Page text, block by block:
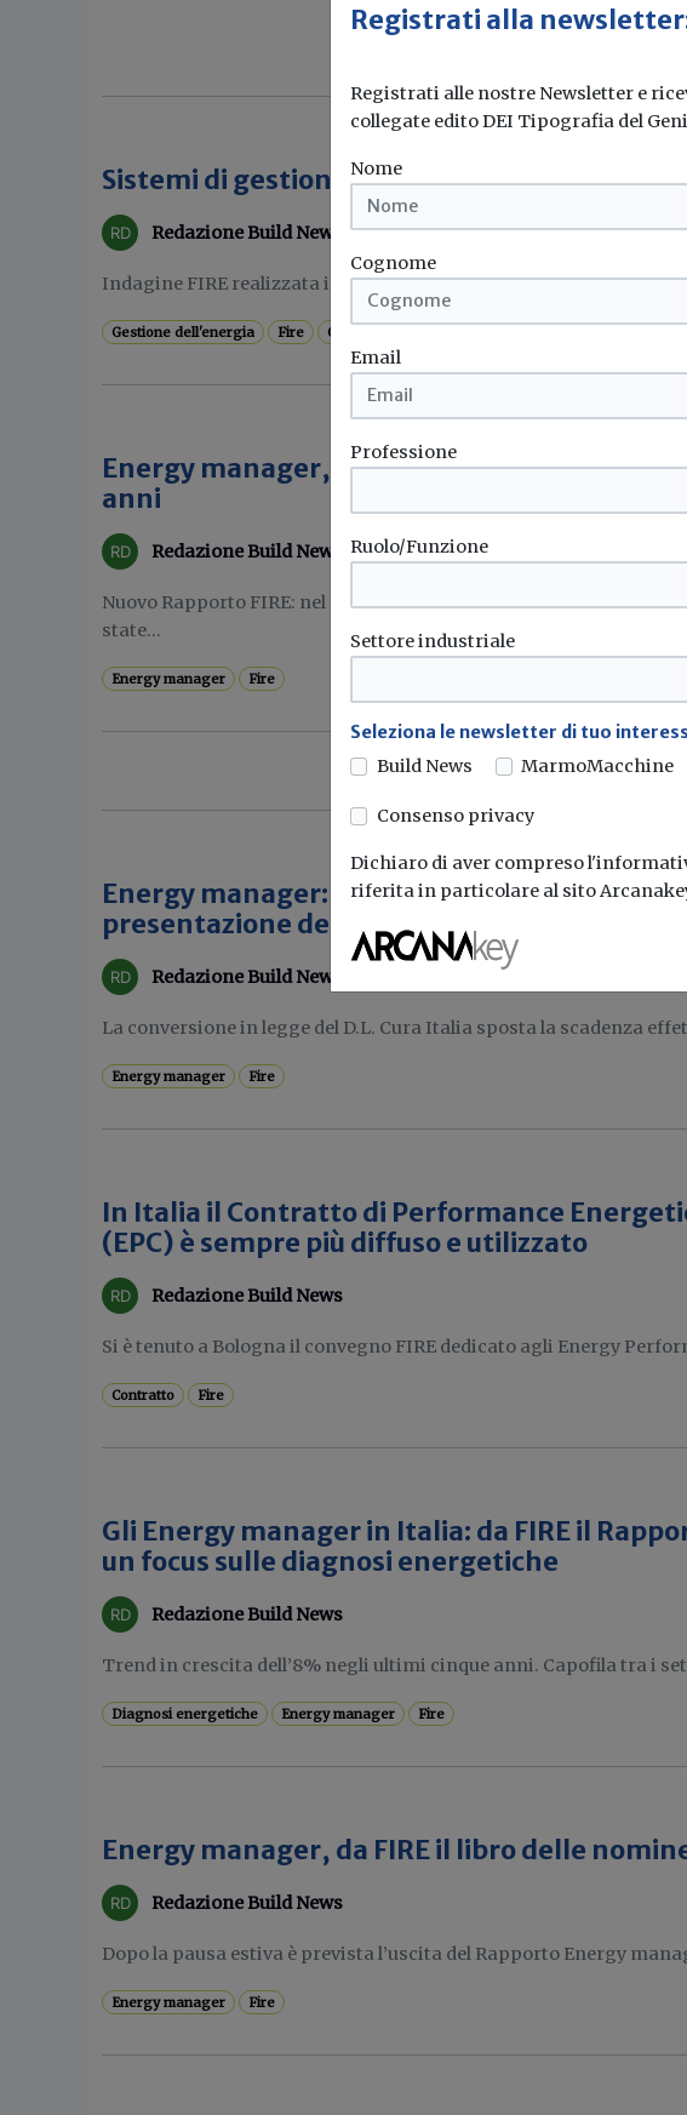
Sistemi di gestione dell’energia: il Rapporto
Redazione Build News
Indagine FIRE realizzata in collaborazione con CEI e CTI:
Gestione dell'energia Fire Cti
Energy manager, aumentano le nomine:
anni
Redazione Build News
Nuovo Rapporto FIRE: nel 2019 le nomine pervenute alla
state...
Energy manager Fire
Energy manager: posticipato il termine per
presentazione della nomina
Redazione Build News
La conversione in legge del D.L. Cura Italia sposta la scadenza
Energy manager Fire
In Italia il Contratto di Performance
(EPC) è sempre più diffuso e utilizzato
Redazione Build News
Si è tenuto a Bologna il convegno FIRE dedicato agli Energy
Contratto Fire
Gli Energy manager in Italia: da FIRE il
un focus sulle diagnosi energetiche
Redazione Build News
Trend in crescita dell’8% negli ultimi cinque anni. Capofila tra i
Diagnosi energetiche Energy manager Fire
Energy manager, da FIRE il libro delle
Redazione Build News
Dopo la pausa estiva è prevista l’uscita del Rapporto Energy
Energy manager Fire
Registrati alla
Registrati alle nostre Newsletter e
collegate edito DEI Tipografia del
Nome
Cognome
Email
Professione
Ruolo/Funzione
Settore industriale
Seleziona le newsletter di tuo
Build News
MarmoMacchine
Consenso privacy
Dichiaro di aver compreso
riferita in particolare al sito